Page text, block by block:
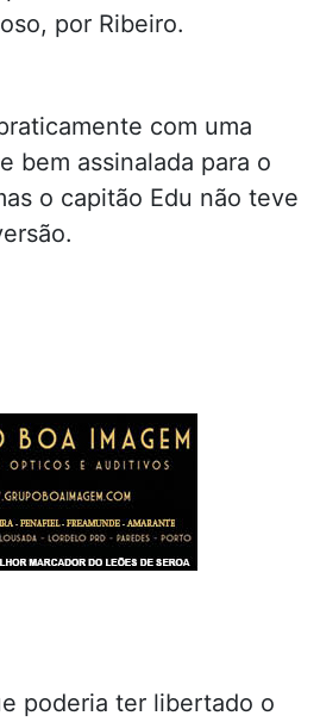
por Ribeiro.
com uma
bem assinalada para o
o capitão Edu não teve
poderia ter libertado o